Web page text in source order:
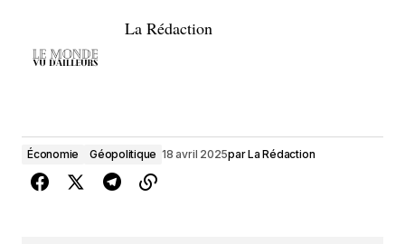
La Rédaction
Économie Géopolitique 18 avril 2025parLa Rédaction